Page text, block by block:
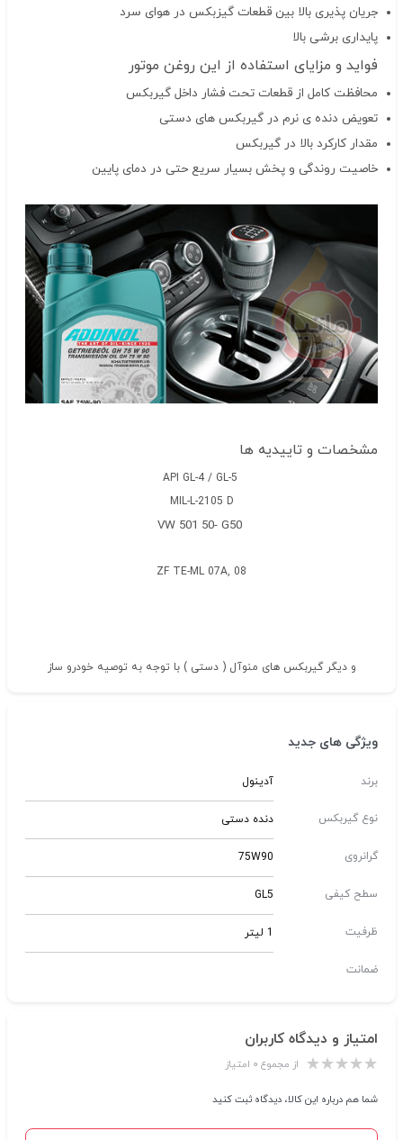
جریان پذیری بالا بین قطعات گیزبکس در هوای سرد
پایداری برشی بالا
فواید و مزایای استفاده از این روغن موتور
محافظت کامل از قطعات تحت فشار داخل گیربکس
تعویض دنده ی نرم در گیربکس های دستی
مقدار کارکرد بالا در گیربکس
خاصیت روندگی و پخش بسیار سریع حتی در دمای پایین
مشخصات و تاییدیه ها
API GL-4 / GL-5
MIL-L-2105 D
ZF TE-ML 07A, 08
و دیگر گیربکس های منوآل ( دستی ) با توجه به توصیه خودرو ساز
ویژگی های جدید
برند آدینول
نوع گیربکس دنده دستی
گرانروی 75W90
سطح کیفی GL5
ظرفیت 1 لیتر
ضمانت
امتیاز و دیدگاه کاربران
از مجموع ۰ امتیاز
شما هم درباره این کالا، دیدگاه ثبت کنید